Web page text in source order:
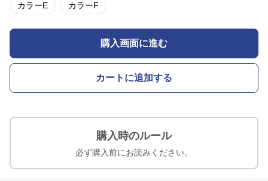
カラーE カラーF
購入画面に進む
カートに追加する
購入時のルール
必ず購入前にお読みください。